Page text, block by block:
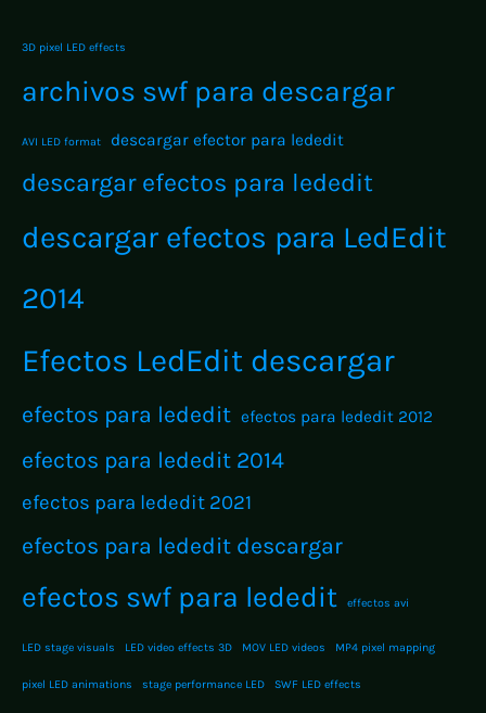
3D pixel LED effects
archivos swf para descargar
AVI LED format descargar efector para lededit
descargar efectos para lededit
descargar efectos para LedEdit
2014
Efectos LedEdit descargar
efectos para lededit efectos para lededit 2012
efectos para lededit 2014
efectos para lededit 2021
efectos para lededit descargar
efectos swf para lededit effectos avi
LED stage visuals LED video effects 3D MOV LED videos MP4 pixel mapping
pixel LED animations stage performance LED SWF LED effects